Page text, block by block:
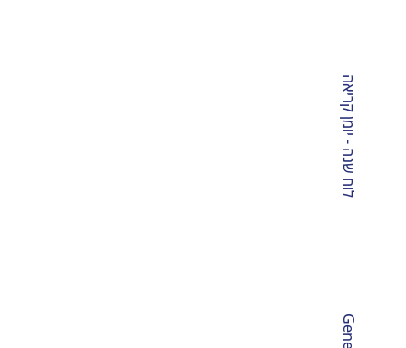
לוח שנה - יומן קריאה